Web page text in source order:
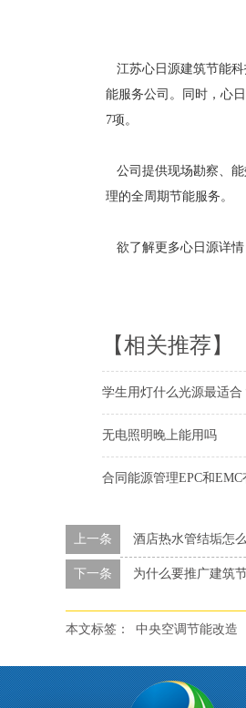
江苏心日源建筑节能科
能服务公司。同时，心
7项。
公司提供现场勘察、能
理的全周期节能服务。
欲了解更多心日源详情
【相关推荐】
学生用灯什么光源最适合
无电照明晚上能用吗
合同能源管理EPC和EMC
上一条 酒店热水管结垢怎
下一条 为什么要推广建筑
本文标签： 中央空调节能改造